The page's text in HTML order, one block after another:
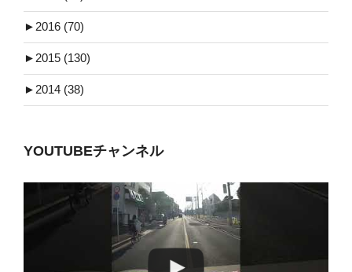
► 2016 (70)
► 2015 (130)
► 2014 (38)
YOUTUBEチャンネル